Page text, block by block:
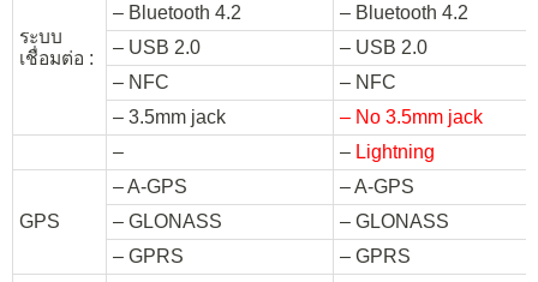
ระบบ
เชื่อมต่อ :
– Bluetooth 4.2
– Bluetooth 4.2
– USB 2.0
– USB 2.0
– NFC
– NFC
– 3.5mm jack
– No 3.5mm jack
–
– Lightning
GPS
– A-GPS
– A-GPS
– GLONASS
– GLONASS
– GPRS
– GPRS